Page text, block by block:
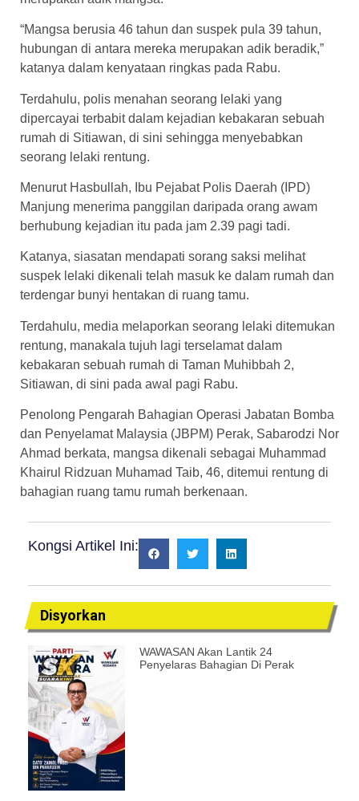
“Mangsa berusia 46 tahun dan suspek pula 39 tahun,
hubungan di antara mereka merupakan adik beradik,”
katanya dalam kenyataan ringkas pada Rabu.
Terdahulu, polis menahan seorang lelaki yang
dipercayai terbabit dalam kejadian kebakaran sebuah
rumah di Sitiawan, di sini sehingga menyebabkan
seorang lelaki rentung.
Menurut Hasbullah, Ibu Pejabat Polis Daerah (IPD)
Manjung menerima panggilan daripada orang awam
berhubung kejadian itu pada jam 2.39 pagi tadi.
Katanya, siasatan mendapati sorang saksi melihat
suspek lelaki dikenali telah masuk ke dalam rumah dan
terdengar bunyi hentakan di ruang tamu.
Terdahulu, media melaporkan seorang lelaki ditemukan
rentung, manakala tujuh lagi terselamat dalam
kebakaran sebuah rumah di Taman Muhibbah 2,
Sitiawan, di sini pada awal pagi Rabu.
Penolong Pengarah Bahagian Operasi Jabatan Bomba
dan Penyelamat Malaysia (JBPM) Perak, Sabarodzi Nor
Ahmad berkata, mangsa dikenali sebagai Muhammad
Khairul Ridzuan Muhamad Taib, 46, ditemui rentung di
bahagian ruang tamu rumah berkenaan.
Kongsi Artikel Ini:
Disyorkan
WAWASAN Akan Lantik 24
Penyelaras Bahagian Di Perak